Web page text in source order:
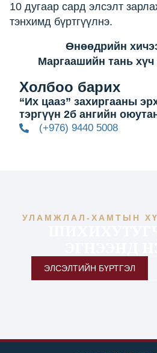
10 дугаар сард элсэлт
тэнхимд бүртгүүлнэ.
Өнөөдрийн
Маргаашийн тань
Холбоо барих
“Их цааз” захиргааны
тэргүүн 2б ангийн
(+976) 9440 5008
УЛАМЖЛАЛ-ХАМТЫН
ЭЛСЭЛТИЙН БҮРТГЭЛ